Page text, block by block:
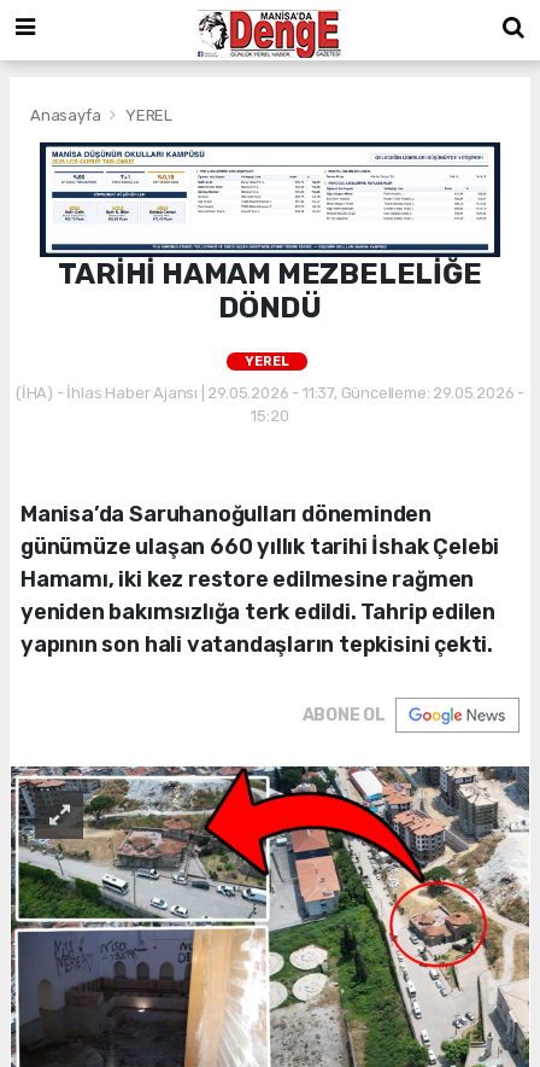
Anasayfa YEREL
TARİHİ HAMAM MEZBELELİĞE
DÖNDÜ
YEREL
(İHA) - İhlas Haber Ajansı | 29.05.2026 - 11:37, Güncelleme: 29.05.2026 -
15:20
Manisa’da Saruhanoğulları döneminden
günümüze ulaşan 660 yıllık tarihi İshak Çelebi
Hamamı, iki kez restore edilmesine rağmen
yeniden bakımsızlığa terk edildi. Tahrip edilen
yapının son hali vatandaşların tepkisini çekti.
ABONE OL